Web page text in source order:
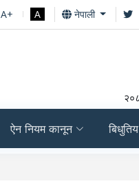
A+ A नेपाली
ऐन नियम कानून